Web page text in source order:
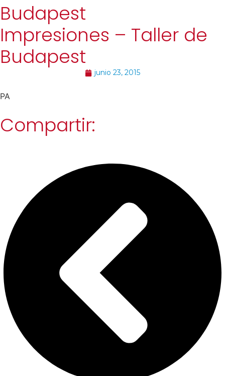
Budapest
Impresiones – Taller de
Budapest
junio 23, 2015
PA
Compartir: